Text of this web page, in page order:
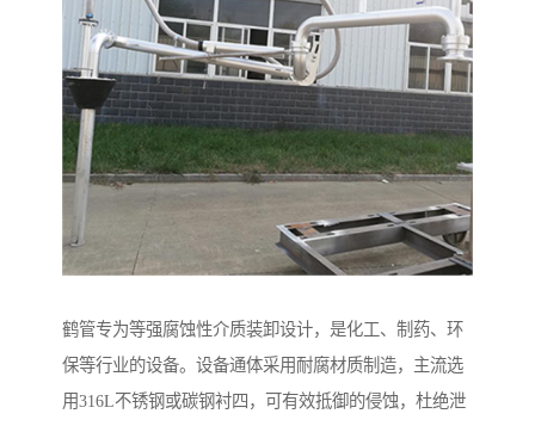
鹤管专为等强腐蚀性介质装卸设计，是化工、制药、环
保等行业的设备。设备通体采用耐腐材质制造，主流选
用316L不锈钢或碳钢衬四，可有效抵御的侵蚀，杜绝泄